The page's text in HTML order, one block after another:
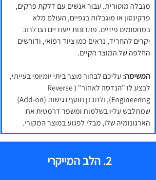
מגבלה מוטורית. עבור אנשים עם דלקת פרקים,
פרקינסון או מוגבלות בגפיים, העולם מלא
במחסומים פיזיים. פתרונות ייעודיים הם לרוב
יקרים להחריד, נראים כמו ציוד רפואי, ודורשים
החלפה של המוצר הקיים.
המשימה: עליכם לבחור מוצר ביתי יומיומי בעייתי,
לבצע לו "הנדסה לאחור" (Reverse
Engineering), ולתכנן תוסף נגישות (Add-on)
שמתלבש עליו בשלמות ומשפר דרמטית את
הארגונומיה שלו, מבלי לפגוע במוצר המקורי.
2. הלב המייקרי